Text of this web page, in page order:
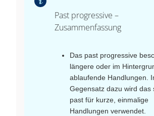
Past progressive –
Zusammenfassung
Das past progressive
längere oder im
ablaufende Handlungen.
Gegensatz dazu wird das
past für kurze, einmalige
Handlungen verwendet.